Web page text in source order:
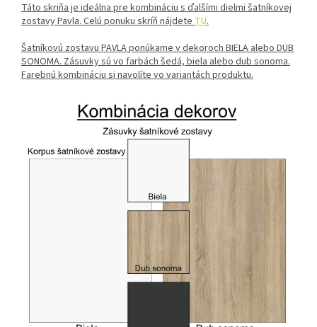
Táto skriňa je ideálna pre kombináciu s ďalšími dielmi šatníkovej
zostavy Pavla. Celú ponuku skríň nájdeteTU.
Šatníkovú zostavu PAVLA ponúkame v dekoroch BIELA alebo DUB
SONOMA. Zásuvky sú vo farbách šedá, biela alebo dub sonoma.
Farebnú kombináciu si navolíte vo variantách produktu.